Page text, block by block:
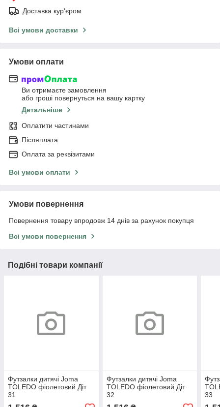
Доставка кур'єром
Всі умови доставки
Умови оплати
Ви отримаєте замовлення
або гроші повернуться на вашу картку
Детальніше
Оплатити частинами
Післяплата
Оплата за реквізитами
Всі умови оплати
Умови повернення
Повернення товару впродовж 14 днів за рахунок покупця
Всі умови повернення
Подібні товари компанії
Футзалки дитячі Joma
TOLEDO фіолетовий Діт
31
Футзалки дитячі Joma
TOLEDO фіолетовий Діт
32
33